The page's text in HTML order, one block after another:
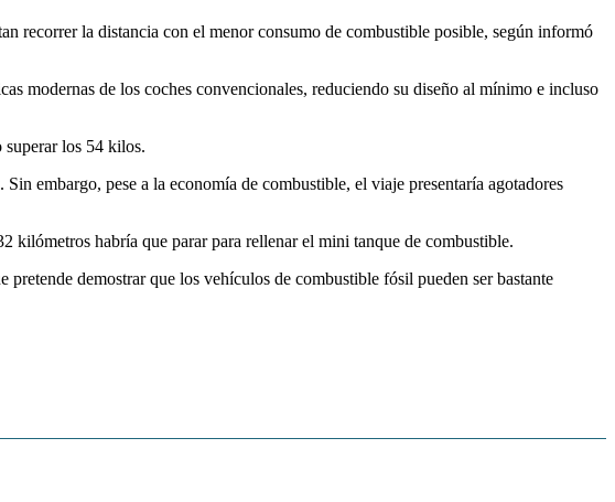
recorrer la distancia con el menor consumo de combustible posible, según informó
modernas de los coches convencionales, reduciendo su diseño al mínimo e incluso
superar los 54 kilos.
embargo, pese a la economía de combustible, el viaje presentaría agotadores
kilómetros habría que parar para rellenar el mini tanque de combustible.
demostrar que los vehículos de combustible fósil pueden ser bastante